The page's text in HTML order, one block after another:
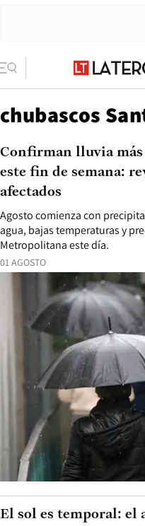
chubascos
01 AGOSTO
Agosto comienza con
agua, bajas temperaturas y
Metropolitana este día.
Confirman lluvia
este fin de semana:
afectados
El sol es temporal: el